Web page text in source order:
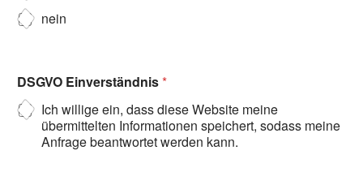
nein
DSGVO Einverständnis*
Ich willige ein, dass diese Website meine
übermittelten Informationen speichert, sodass meine
Anfrage beantwortet werden kann.